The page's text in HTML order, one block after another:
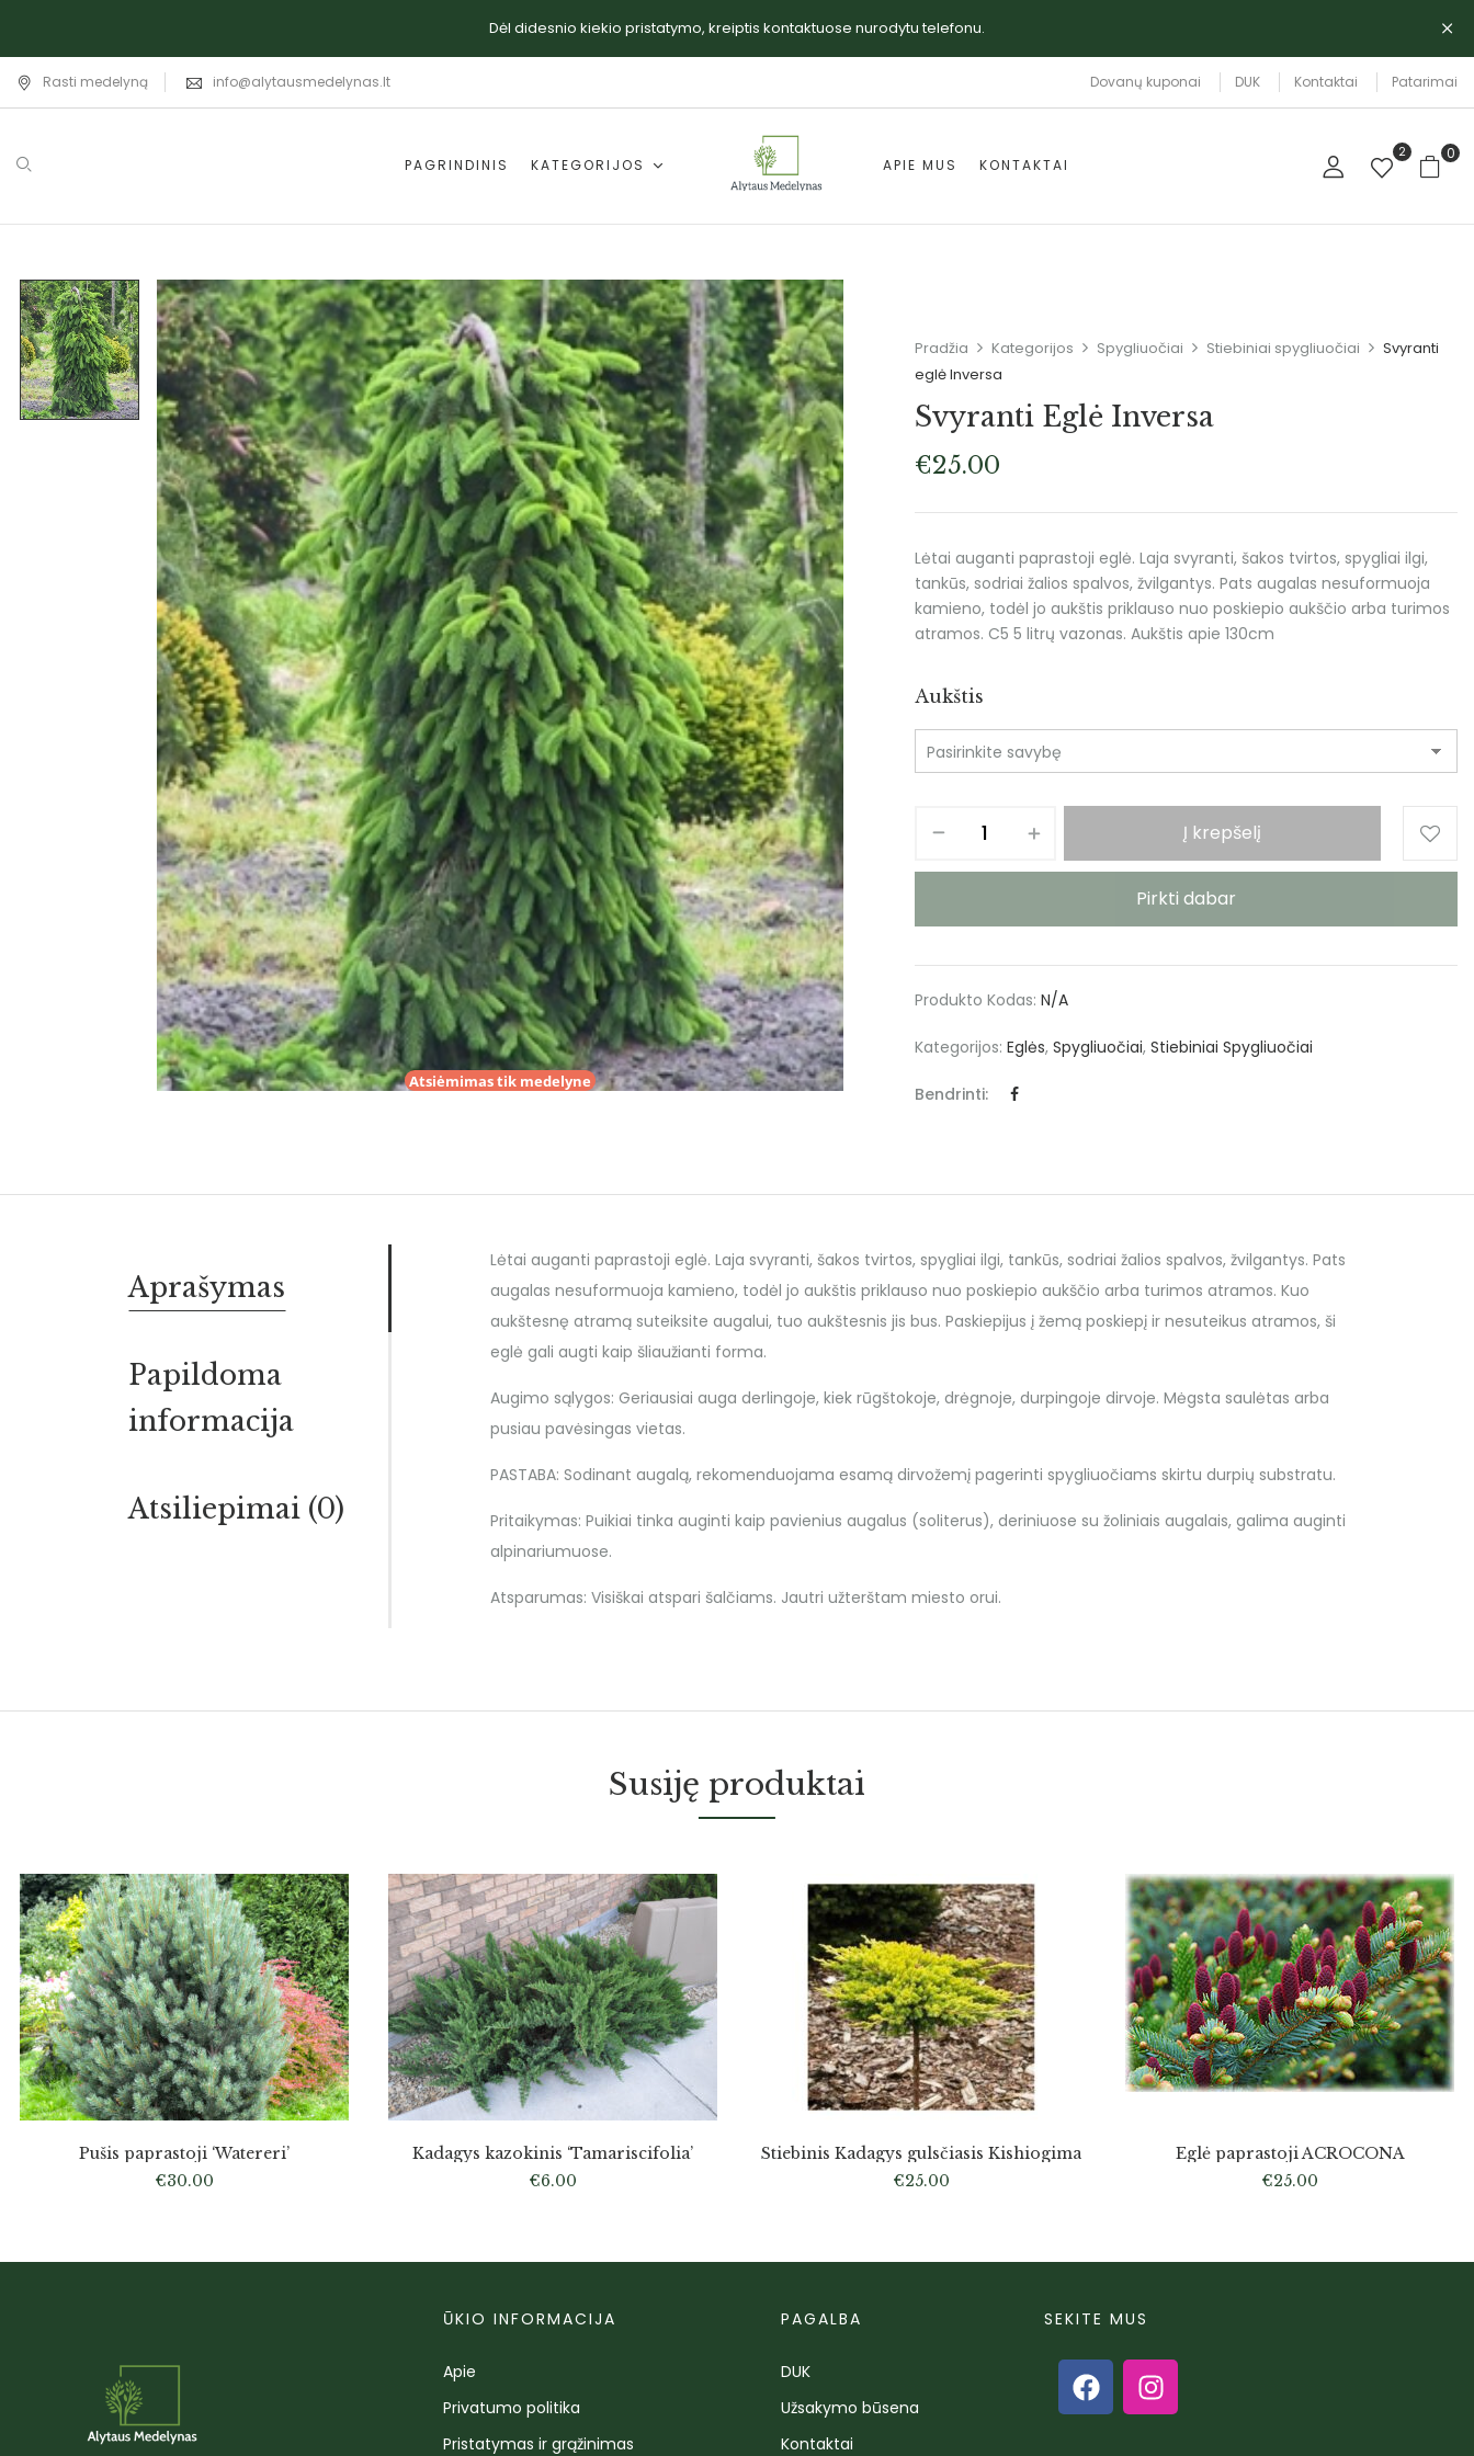
Dėl didesnio kiekio pristatymo, kreiptis kontaktuose nurodytu telefonu.
Rasti medelyną info@alytausmedelynas.lt Dovanų kuponai DUK Kontaktai Patarimai
PAGRINDINIS KATEGORIJOS APIE MUS KONTAKTAI
2 0
Atsiėmimas tik medelyne
Pradžia Kategorijos Spygliuočiai Stiebiniai spygliuočiai
Svyranti
eglė Inversa
Svyranti Eglė Inversa
€25.00
Lėtai auganti paprastoji eglė. Laja svyranti, šakos tvirtos, spygliai ilgi,
tankūs, sodriai žalios spalvos, žvilgantys. Pats augalas nesuformuoja
kamieno, todėl jo aukštis priklauso nuo poskiepio aukščio arba turimos
atramos. C5 5 litrų vazonas. Aukštis apie 130cm
Aukštis
Į krepšelį
Pirkti dabar
Produkto Kodas: N/A
Kategorijos: Eglės, Spygliuočiai, Stiebiniai Spygliuočiai
Bendrinti:
Aprašymas
Papildoma
informacija
Atsiliepimai (0)
Lėtai auganti paprastoji eglė. Laja svyranti, šakos tvirtos, spygliai ilgi, tankūs, sodriai žalios spalvos, žvilgantys. Pats
augalas nesuformuoja kamieno, todėl jo aukštis priklauso nuo poskiepio aukščio arba turimos atramos. Kuo
aukštesnę atramą suteiksite augalui, tuo aukštesnis jis bus. Paskiepijus į žemą poskiepį ir nesuteikus atramos, ši
eglė gali augti kaip šliaužianti forma.
Augimo sąlygos: Geriausiai auga derlingoje, kiek rūgštokoje, drėgnoje, durpingoje dirvoje. Mėgsta saulėtas arba
pusiau pavėsingas vietas.
PASTABA: Sodinant augalą, rekomenduojama esamą dirvožemį pagerinti spygliuočiams skirtu durpių substratu.
Pritaikymas: Puikiai tinka auginti kaip pavienius augalus (soliterus), deriniuose su žoliniais augalais, galima auginti
alpinariumuose.
Atsparumas: Visiškai atspari šalčiams. Jautri užterštam miesto orui.
Susiję produktai
Pušis paprastoji ‘Watereri’
€30.00
Kadagys kazokinis ‘Tamariscifolia’
€6.00
Stiebinis Kadagys gulsčiasis Kishiogima
€25.00
Eglė paprastoji ACROCONA
€25.00
ŪKIO INFORMACIJA
Apie
Privatumo politika
Pristatymas ir grąžinimas
PAGALBA
DUK
Užsakymo būsena
Kontaktai
SEKITE MUS